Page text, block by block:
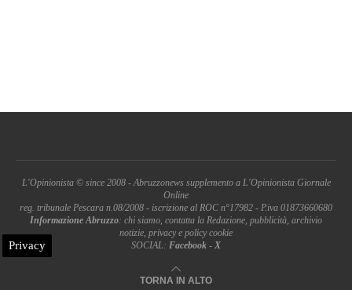
L'Opinionista © since 2008 - Abruzzonews supplemento a L'Opinionista Giornale
Online
reg. tribunale Pescara n.08/2008 - iscrizione al ROC n°17982 - P.iva 01873660680
Informazione Abruzzo: chi siamo, contatta la Redazione, pubblicità, archivio
notizie, privacy e policy cookie
SOCIAL: Facebook - X
Privacy
TORNA IN ALTO